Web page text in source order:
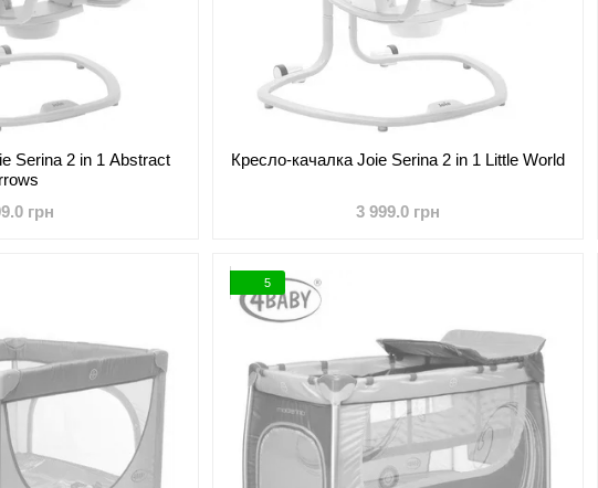
Serina 2 in 1 Abstract
грн
Кресло-качалка Joie Serina 2 in 1 Little World
3 999.0 грн
5